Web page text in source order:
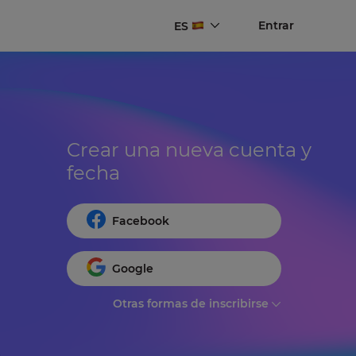
ES Entrar
Crear una nueva cuenta y
fecha
Facebook
Google
Otras formas de inscribirse